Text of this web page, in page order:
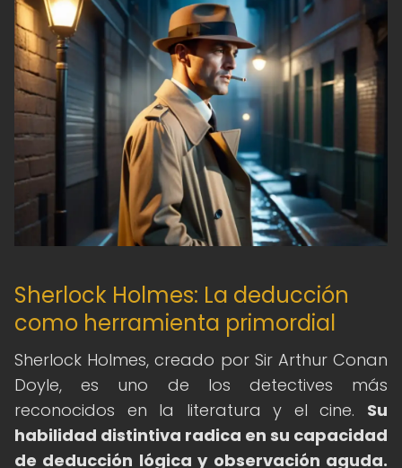
Sherlock Holmes: La deducción
como herramienta primordial
Sherlock Holmes, creado por Sir Arthur Conan
Doyle, es uno de los detectives más
reconocidos en la literatura y el cine. Su
habilidad distintiva radica en su capacidad
de deducción lógica y observación aguda.